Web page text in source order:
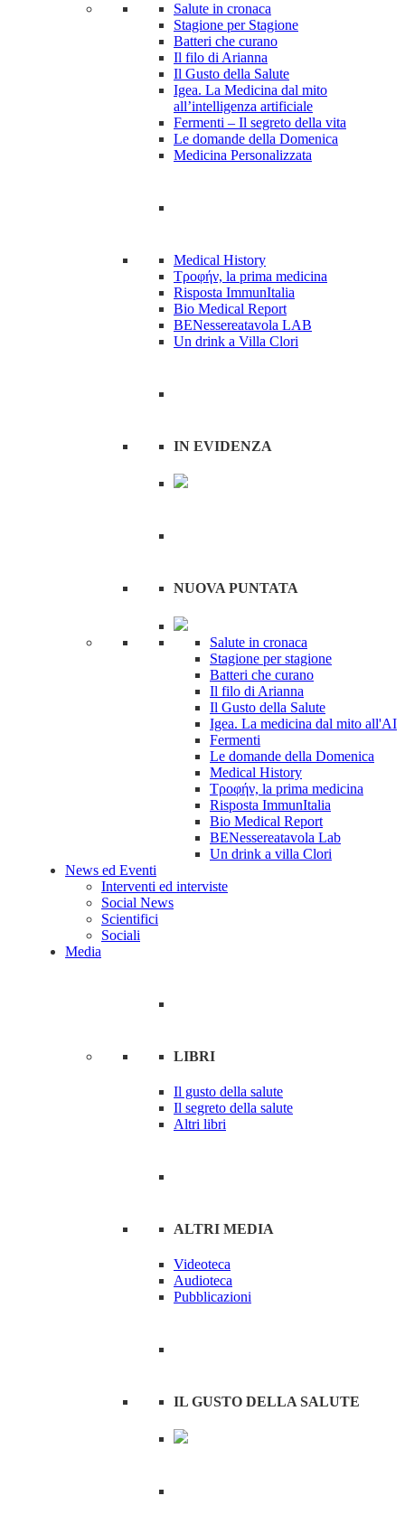
Salute in cronaca
Stagione per Stagione
Batteri che curano
Il filo di Arianna
Il Gusto della Salute
Igea. La Medicina dal mito
all’intelligenza artificiale
Fermenti – Il segreto della vita
Le domande della Domenica
Medicina Personalizzata
Medical History
Tροφήν, la prima medicina
Risposta ImmunItalia
Bio Medical Report
BENessereatavola LAB
Un drink a Villa Clori
IN EVIDENZA
NUOVA PUNTATA
Salute in cronaca
Stagione per stagione
Batteri che curano
Il filo di Arianna
Il Gusto della Salute
Igea. La medicina dal mito all'AI
Fermenti
Le domande della Domenica
Medical History
Tροφήν, la prima medicina
Risposta ImmunItalia
Bio Medical Report
BENessereatavola Lab
Un drink a villa Clori
News ed Eventi
Interventi ed interviste
Social News
Scientifici
Sociali
Media
LIBRI
Il gusto della salute
Il segreto della salute
Altri libri
ALTRI MEDIA
Videoteca
Audioteca
Pubblicazioni
IL GUSTO DELLA SALUTE